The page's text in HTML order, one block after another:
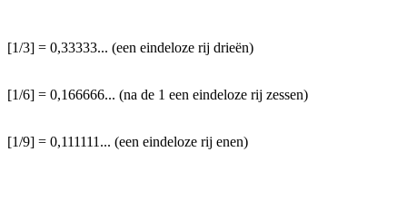
[1/3] = 0,33333... (een eindeloze rij drieën)
[1/6] = 0,166666... (na de 1 een eindeloze rij zessen)
[1/9] = 0,111111... (een eindeloze rij enen)